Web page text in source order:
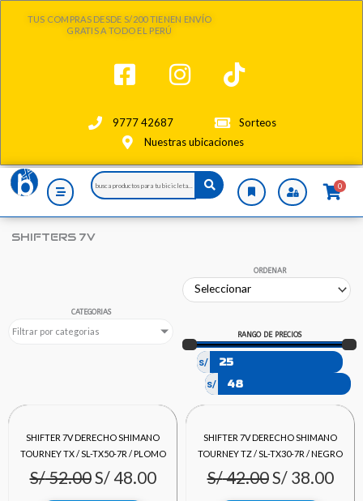
TUS COMPRAS DESDE S/200 TIENEN ENVÍO
GRATIS A TODO EL PERÚ
9777 42687
Sorteos
Nuestras ubicaciones
Search
...
0
SHIFTERS 7V
CATEGORIAS
Filtrar por categorias
ORDENAR
RANGO DE PRECIOS
s/
s/
SHIFTER 7V DERECHO SHIMANO
TOURNEY TX / SL-TX50-7R / PLOMO
S/52.00
precio
original
S/48.00
precio
actual
SHIFTER 7V DERECHO SHIMANO
TOURNEY TZ / SL-TX30-7R / NEGRO
S/42.00
precio
original
S/38.00